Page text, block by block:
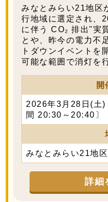
みなとみらい21地区
行地域に選定され、
に伴う CO₂ 排出"実
とや、昨今の電力不
トダウンイベントを
可能な範囲で消灯を
開
2026年3月28日(土
間 20:30～20:40〕
みなとみらい21地
詳細